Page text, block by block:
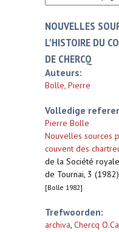
NOUVELLES
L'HISTOIRE DU
DE CHERCQ
Auteurs:
Bolle, Pierre
Volledige
Pierre Bolle
Nouvelles sources
couvent des
de la Société
de Tournai, 3
[Bolle 1982]
Trefwoorden:
archiva, Chercq